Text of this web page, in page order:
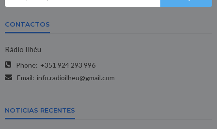
CONTACTOS
Rádio Ilhéu
Phone: +351 924 293 996
Email: info.radioilheu@gmail.com
NOTICIAS RECENTES